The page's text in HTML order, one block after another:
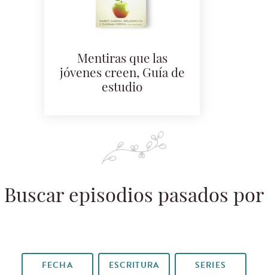
Mentiras que las
jóvenes creen, Guía de
estudio
Buscar episodios pasados por
FECHA ESCRITURA SERIES